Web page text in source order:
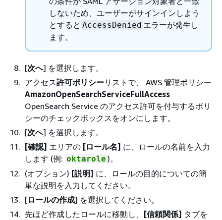
しないため、ユーザーがサインインしよう
とすると AccessDenied エラーが発生し
ます。
[次へ] を選択します。
アクセス許可ポリシーリストで、 AWS 管理ポリシー
AmazonOpenSearchServiceFullAccess
OpenSearch Service のアクセス許可を付与するポリ
シーのチェックボックスをオンにします。
[次へ] を選択します。
[確認] エリアの [ロール名] に、ロールの名前を入力
します (例: oktarole )。
(オプション) [説明] に、ロールの目的についての簡
単な説明を入力してください。
[ロールの作成] を選択してください。
先ほど作成したロールに移動し、 [信頼関係] タブを